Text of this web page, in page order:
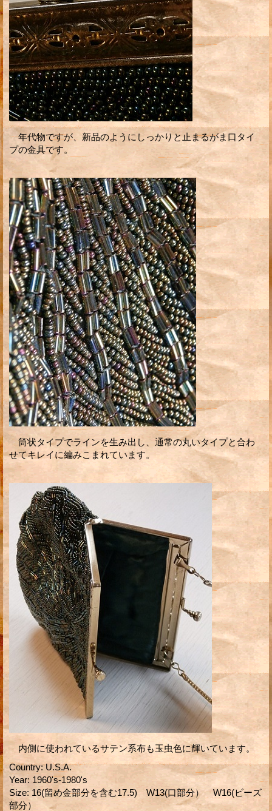
年代物ですが、新品のようにしっかりと止まるがま口タイ
プの金具です。
筒状タイプでラインを生み出し、通常の丸いタイプと合わ
せてキレイに編みこまれています。
内側に使われているサテン系布も玉虫色に輝いています。
Country: U.S.A.
Year: 1960's-1980's
Size: 16(留め金部分を含む17.5) W13(口部分） W16(ビーズ
部分）